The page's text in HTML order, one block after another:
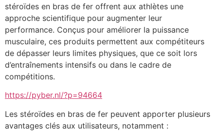
stéroïdes en bras de fer offrent aux athlètes une
approche scientifique pour augmenter leur
performance. Conçus pour améliorer la puissance
musculaire, ces produits permettent aux compétiteurs
de dépasser leurs limites physiques, que ce soit lors
d’entraînements intensifs ou dans le cadre de
compétitions.
https://pyber.nl/?p=94664
Les stéroïdes en bras de fer peuvent apporter plusieurs
avantages clés aux utilisateurs, notamment :